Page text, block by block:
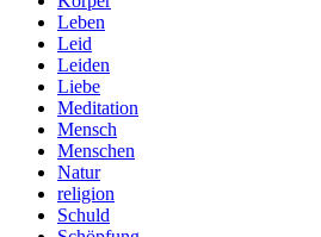
Leben
Leid
Leiden
Liebe
Meditation
Mensch
Menschen
Natur
religion
Schuld